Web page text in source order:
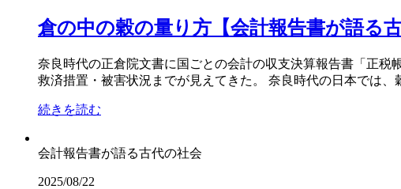
倉の中の穀の量り方【会計報告書が語る古
奈良時代の正倉院文書に国ごとの会計の収支決算報告書「正
救済措置・被害状況までが見えてきた。 奈良時代の日本では
続きを読む
会計報告書が語る古代の社会
2025/08/22